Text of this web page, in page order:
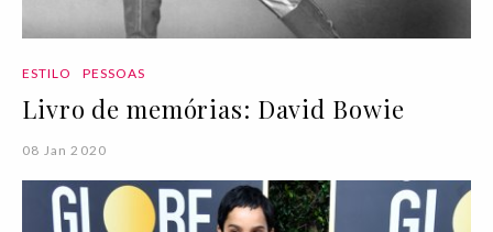
ESTILO PESSOAS
Livro de memórias: David Bowie
08 Jan 2020